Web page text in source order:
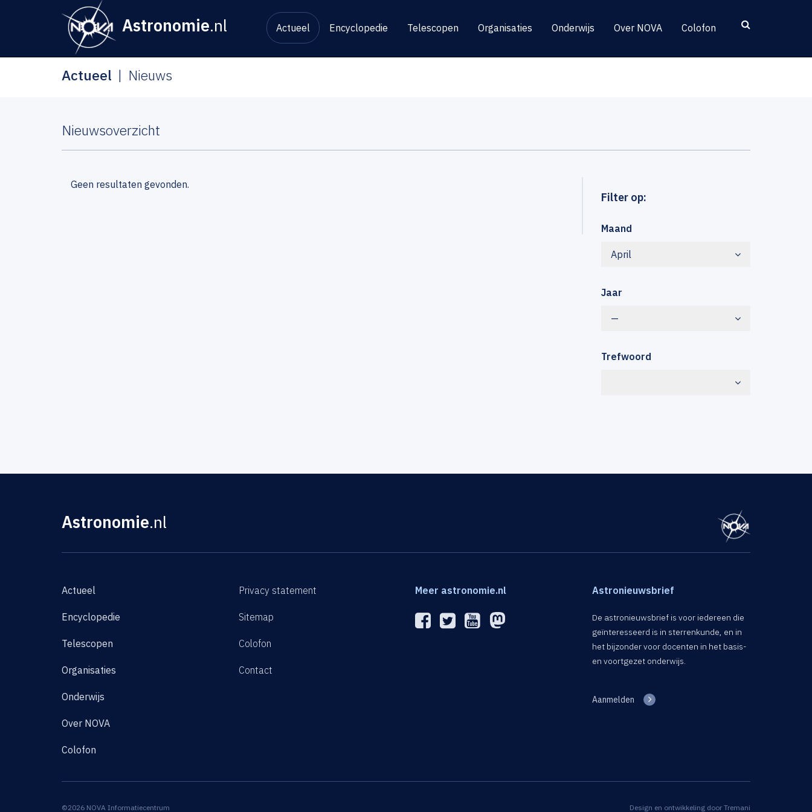
Astronomie.nl Actueel Encyclopedie Telescopen Organisaties Onderwijs Over NOVA Colofon
Actueel Nieuws
Nieuwsoverzicht
Filter op:
Maand
April
Jaar
—
Trefwoord
Geen resultaten gevonden.
Astronomie.nl
Actueel
Encyclopedie
Telescopen
Organisaties
Onderwijs
Over NOVA
Colofon
Privacy statement
Sitemap
Colofon
Contact
Meer astronomie.nl Astronieuwsbrief
De astronieuwsbrief is voor iedereen die
geïnteresseerd is in sterrenkunde, en in
het bijzonder voor docenten in het basis-
en voortgezet onderwijs.
Aanmelden
©2026 NOVA Informatiecentrum Design en ontwikkeling door Tremani